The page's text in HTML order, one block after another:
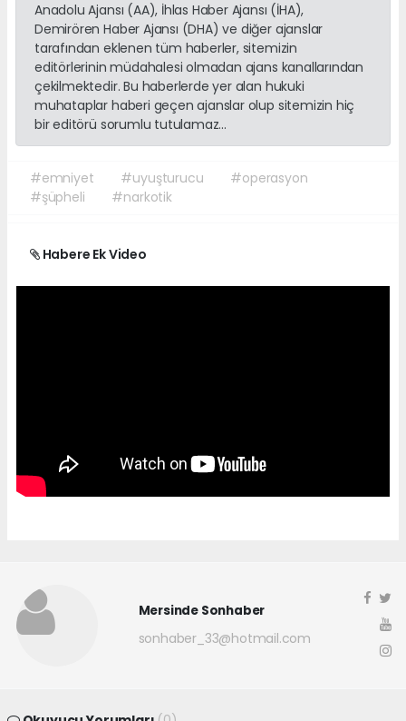
Anadolu Ajansı (AA), İhlas Haber Ajansı (İHA),
Demirören Haber Ajansı (DHA) ve diğer ajanslar
tarafından eklenen tüm haberler, sitemizin
editörlerinin müdahalesi olmadan ajans kanallarından
çekilmektedir. Bu haberlerde yer alan hukuki
muhataplar haberi geçen ajanslar olup sitemizin hiç
bir editörü sorumlu tutulamaz...
#emniyet #uyuşturucu
#operasyon
#şüpheli
#narkotik
Habere Ek Video
Mersinde Sonhaber
sonhaber_33@hotmail.com